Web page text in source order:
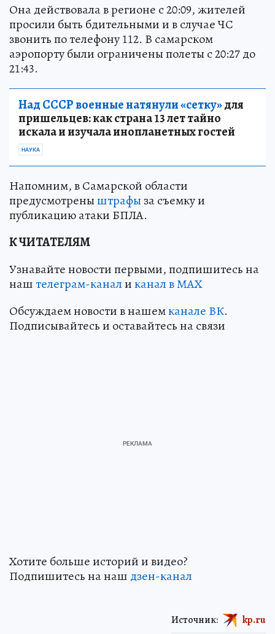
Она действовала в регионе с 20:09, жителей
просили быть бдительными и в случае ЧС
звонить по телефону 112. В самарском
аэропорту были ограничены полеты с 20:27 до
21:43.
Над СССР военные натянули «сетку»для
пришельцев: как страна 13 лет тайно
искала и изучала инопланетных гостей
НАУКА
Напомним, в Самарской области
предусмотреныштрафы за съемку и
публикацию атаки БПЛА.
К ЧИТАТЕЛЯМ
Узнавайте новости первыми, подпишитесь на
наштелеграм-каналиканал в МАХ
Обсуждаем новости в нашемканале ВК.
Подписывайтесь и оставайтесь на связи
Хотите больше историй и видео?
Подпишитесь на наш дзен-канал
Источник: kp.ru